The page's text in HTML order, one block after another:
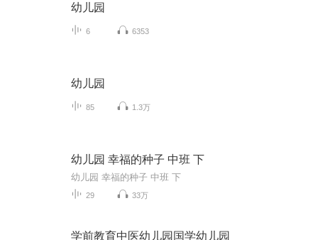
幼儿园
6 6353
幼儿园
85 1.3万
幼儿园 幸福的种子 中班 下
幼儿园 幸福的种子 中班 下
29 33万
学前教育中医幼儿园国学幼儿园